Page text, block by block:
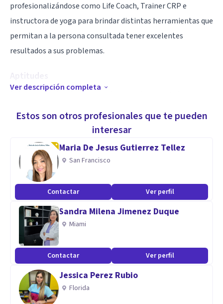
profesionalizándose como Life Coach, Trainer CRP e
instructora de yoga para brindar distintas herramientas que
permitan a la persona consultada tener excelentes
resultados a sus problemas.
Aptitudes
Estoy especializada en empoderamiento personal
todo aquello que se desea como éxito personal, profesional,
buen manejo de las emociones como elemento
fundamental para cambiar la vibración, además, de
reprogramar pensamientos negativos en positivos de
manera fácil con un trabajo constante.
Ver descripción completa
Estos son otros profesionales que te pueden
interesar
Maria De Jesus Gutierrez Tellez
San Francisco
Contactar Ver perfil
Sandra Milena Jimenez Duque
Miami
Contactar Ver perfil
Jessica Perez Rubio
Florida